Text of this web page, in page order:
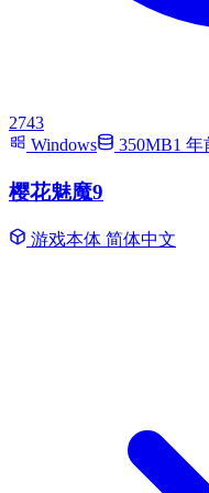
2743
Windows
350MB1 年
樱花魅魔9
游戏本体 简体中文